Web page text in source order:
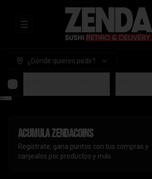
Abrir menu de navegación
¿Dónde quieres pedir?
AcumulaZendaCoins
Regístrate, gana puntos con tus compras y
canjealos por productos y más